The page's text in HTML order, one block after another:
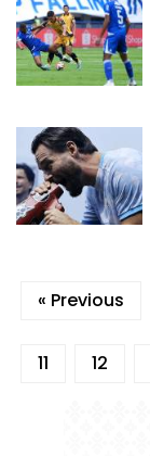
« Previous
11
12